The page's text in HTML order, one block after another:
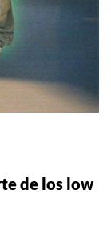
de los low